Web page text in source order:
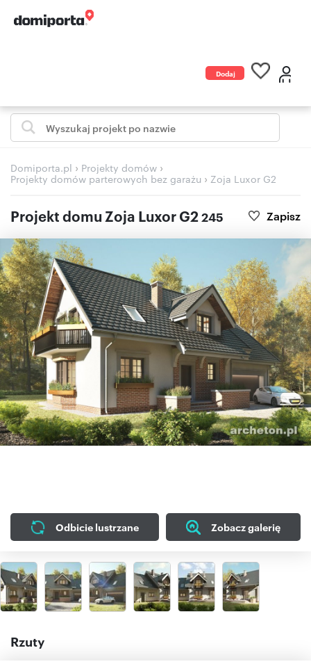
Dodaj
Domiporta.pl › Projekty domów ›
Projekty domów parterowych bez garażu › Zoja Luxor G2
Projekt domu Zoja Luxor G2245 Zapisz
Odbicie lustrzane Zobacz galerię
Rzuty